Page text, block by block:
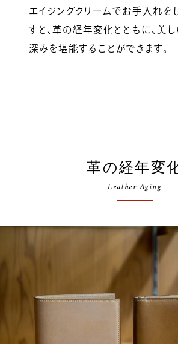
エイジングクリームでお手入れを
すと、革の経年変化とともに、美
深みを堪能することができます。
革の経年変
Leather Aging